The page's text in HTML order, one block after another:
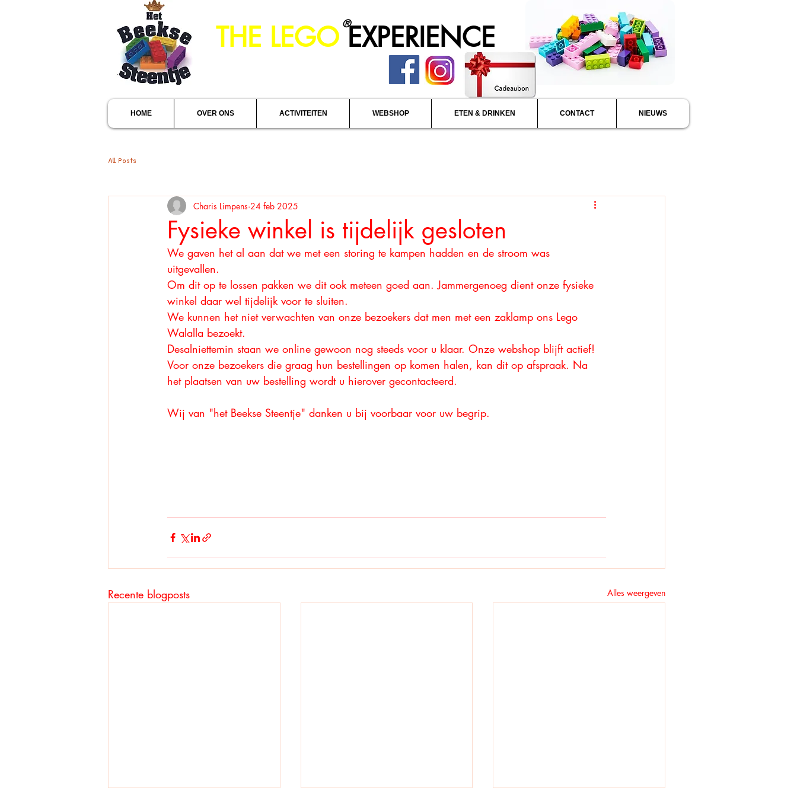
THE LEGO EXPERIENCE
®
HOME OVER ONS ACTIVITEITEN WEBSHOP ETEN & DRINKEN CONTACT NIEUWS
All Posts
Fysieke winkel is tijdelijk gesloten
Charis Limpens 24 feb 2025
We gaven het al aan dat we met een storing te kampen hadden en de stroom was
uitgevallen.
Om dit op te lossen pakken we dit ook meteen goed aan. Jammergenoeg dient onze fysieke
winkel daar wel tijdelijk voor te sluiten.
We kunnen het niet verwachten van onze bezoekers dat men met een zaklamp ons Lego
Walalla bezoekt.
Desalniettemin staan we online gewoon nog steeds voor u klaar. Onze webshop blijft actief!
Voor onze bezoekers die graag hun bestellingen op komen halen, kan dit op afspraak. Na
het plaatsen van uw bestelling wordt u hierover gecontacteerd.
Wij van "het Beekse Steentje" danken u bij voorbaar voor uw begrip.
Recente blogposts Alles weergeven